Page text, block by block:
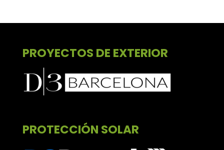
PROYECTOS DE EXTERIOR
PROTECCIÓN SOLAR